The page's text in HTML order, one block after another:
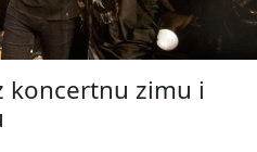
koncertnu zimu i